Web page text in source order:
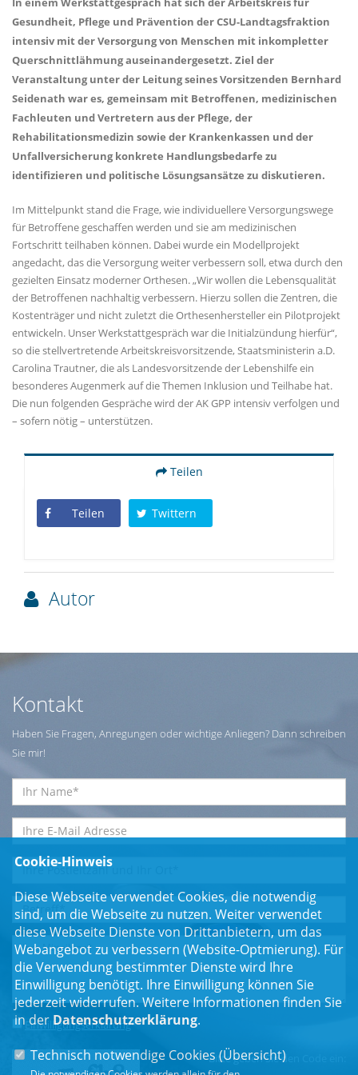
Gesundheit, Pflege und Prävention der CSU-Landtagsfraktion
intensiv mit der Versorgung von Menschen mit inkompletter
Querschnittlähmung auseinandergesetzt. Ziel der
Veranstaltung unter der Leitung seines Vorsitzenden Bernhard
Seidenath war es, gemeinsam mit Betroffenen, medizinischen
Fachleuten und Vertretern aus der Pflege, der
Rehabilitationsmedizin sowie der Krankenkassen und der
Unfallversicherung konkrete Handlungsbedarfe zu
identifizieren und politische Lösungsansätze zu diskutieren.
Im Mittelpunkt stand die Frage, wie individuellere Versorgungswege
für Betroffene geschaffen werden und sie am medizinischen
Fortschritt teilhaben können. Dabei wurde ein Modellprojekt
angedacht, das die Versorgung weiter verbessern soll, etwa durch den
gezielten Einsatz moderner Orthesen. „Wir wollen die Lebensqualität
der Betroffenen nachhaltig verbessern. Hierzu sollen die Zentren, die
Kostenträger und nicht zuletzt die Orthesenhersteller ein Pilotprojekt
entwickeln. Unser Werkstattgespräch war die Initialzündung hierfür“,
so die stellvertretende Arbeitskreisvorsitzende, Staatsministerin a.D.
Carolina Trautner, die als Landesvorsitzende der Lebenshilfe ein
besonderes Augenmerk auf die Themen Inklusion und Teilhabe hat.
Die nun folgenden Gespräche wird der AK GPP intensiv verfolgen und
– sofern nötig – unterstützen.
Teilen
Teilen Twittern
Autor
Kontakt
Haben Sie Fragen, Anregungen oder wichtige Anliegen? Dann schreiben
Sie mir!
Einwilligungserklärung*
Bitte geben Sie den Code ein:
Cookie-Hinweis
Diese Webseite verwendet Cookies, die notwendig
sind, um die Webseite zu nutzen. Weiter verwendet
diese Webseite Dienste von Drittanbietern, um das
Webangebot zu verbessern (Website-Optmierung). Für
die Verwendung bestimmter Dienste wird Ihre
Einwilligung benötigt. Ihre Einwilligung können Sie
jederzeit widerrufen. Weitere Informationen finden Sie
in der Datenschutzerklärung.
Technisch notwendige Cookies (Übersicht)